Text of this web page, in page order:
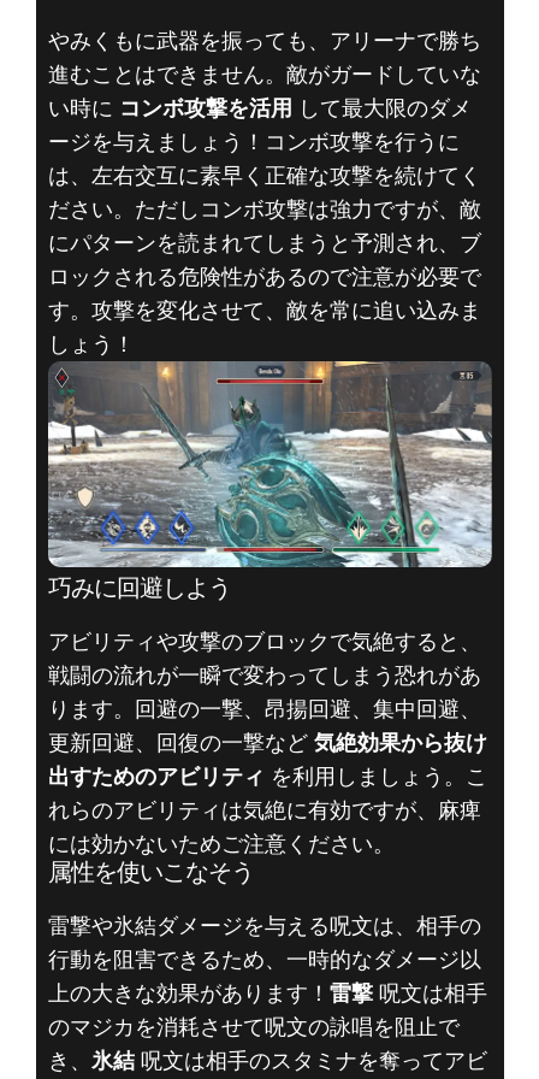
やみくもに武器を振っても、アリーナで勝ち
進むことはできません。敵がガードしていな
い時に コンボ攻撃を活用 して最大限のダメ
ージを与えましょう！コンボ攻撃を行うに
は、左右交互に素早く正確な攻撃を続けてく
ださい。ただしコンボ攻撃は強力ですが、敵
にパターンを読まれてしまうと予測され、ブ
ロックされる危険性があるので注意が必要で
す。攻撃を変化させて、敵を常に追い込みま
しょう！
巧みに回避しよう
アビリティや攻撃のブロックで気絶すると、
戦闘の流れが一瞬で変わってしまう恐れがあ
ります。回避の一撃、昂揚回避、集中回避、
更新回避、回復の一撃など 気絶効果から抜け
出すためのアビリティ を利用しましょう。こ
れらのアビリティは気絶に有効ですが、麻痺
には効かないためご注意ください。
属性を使いこなそう
雷撃や氷結ダメージを与える呪文は、相手の
行動を阻害できるため、一時的なダメージ以
上の大きな効果があります！ 雷撃呪文は相手
のマジカを消耗させて呪文の詠唱を阻止で
き、 氷結呪文は相手のスタミナを奪ってアビ